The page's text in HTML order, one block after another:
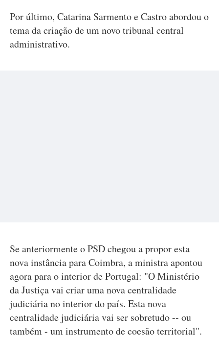
Por último, Catarina Sarmento e Castro abordou o
tema da criação de um novo tribunal central
administrativo.
Se anteriormente o PSD chegou a propor esta
nova instância para Coimbra, a ministra apontou
agora para o interior de Portugal: "O Ministério
da Justiça vai criar uma nova centralidade
judiciária no interior do país. Esta nova
centralidade judiciária vai ser sobretudo -- ou
também - um instrumento de coesão territorial".